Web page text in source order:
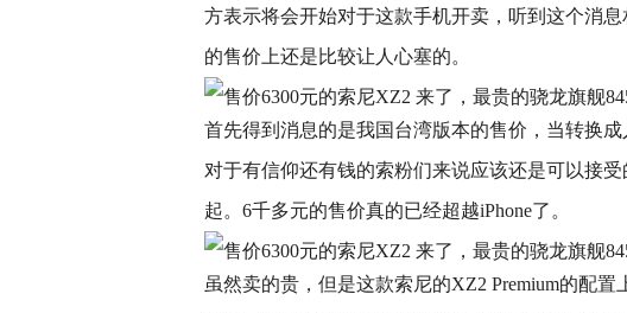
方表示将会开始对于这款手机开卖，听到这个消
的售价上还是比较让人心塞的。
首先得到消息的是我国台湾版本的售价，当转换
对于有信仰还有钱的索粉们来说应该还是可以接
起。6千多元的售价真的已经超越iPhone了。
虽然卖的贵，但是这款索尼的XZ2 Premium的配